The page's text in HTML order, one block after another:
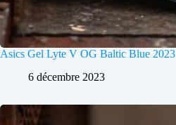
Asics Gel Lyte V OG Baltic Blue 2023
6 décembre 2023